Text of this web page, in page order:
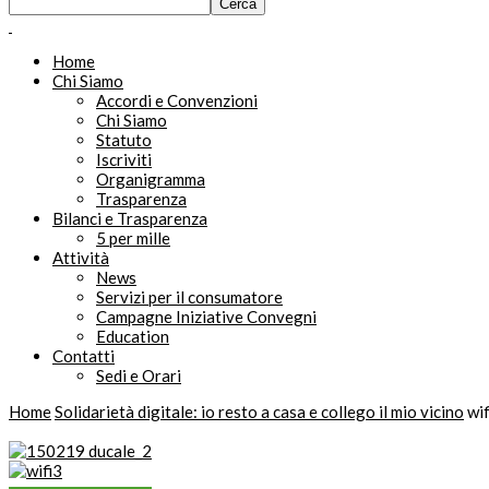
Home
Chi Siamo
Accordi e Convenzioni
Chi Siamo
Statuto
Iscriviti
Organigramma
Trasparenza
Bilanci e Trasparenza
5 per mille
Attività
News
Servizi per il consumatore
Campagne Iniziative Convegni
Education
Contatti
Sedi e Orari
HomeSolidarietà digitale: io resto a casa e collego il mio vicino